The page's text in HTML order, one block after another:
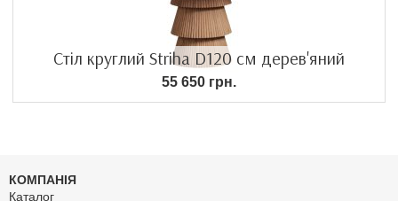
Стіл круглий Striha D120 см дерев'яний
55 650 грн.
КОМПАНІЯ
Каталог